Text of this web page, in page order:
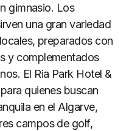
gimnasio. Los
una gran variedad
preparados con
y complementados
El Ria Park Hotel &
quienes buscan
en el Algarve,
campos de golf,